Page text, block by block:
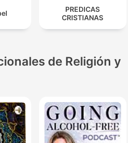
PREDICAS
CRISTIANAS
de Religión y